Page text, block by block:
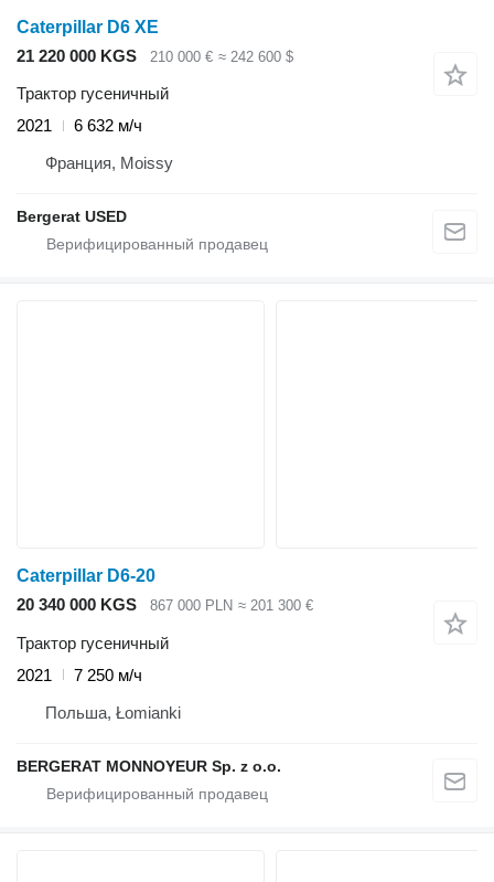
Caterpillar D6 XE
21 220 000 KGS
210 000 € ≈ 242 600 $
Трактор гусеничный
2021
6 632 м/ч
Франция, Moissy
Bergerat USED
Caterpillar D6-20
20 340 000 KGS
867 000 PLN ≈ 201 300 €
Трактор гусеничный
2021
7 250 м/ч
Польша, Łomianki
BERGERAT MONNOYEUR Sp. z o.o.